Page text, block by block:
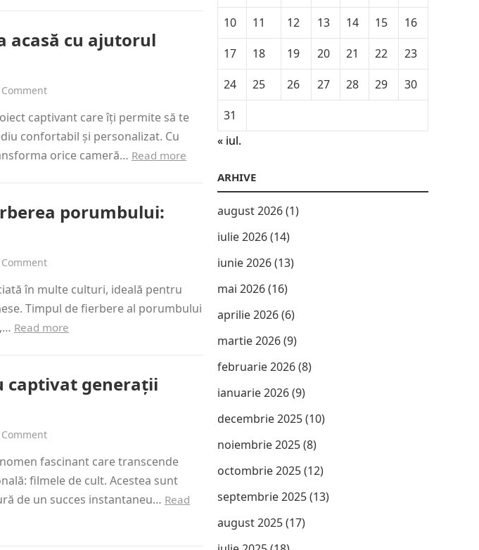
acasă cu ajutorul
captivant care îți permite să te
confortabil și personalizat. Cu
orice cameră… Read more
porumbului:
în multe culturi, ideală pentru
Timpul de fierbere al porumbului
Read more
captivat generații
fascinant care transcende
filmele de cult. Acestea sunt
de un succes instantaneu… Read
10
11 12 13 14 15
16
17
18 19 20 21 22
23
24
25 26 27 28 29
30
31
« iul.
ARHIVE
august 2026(1)
iulie 2026(14)
iunie 2026(13)
mai 2026(16)
aprilie 2026(6)
martie 2026(9)
februarie 2026(8)
ianuarie 2026(9)
decembrie 2025(10)
noiembrie 2025(8)
octombrie 2025(12)
septembrie 2025(13)
august 2025(17)